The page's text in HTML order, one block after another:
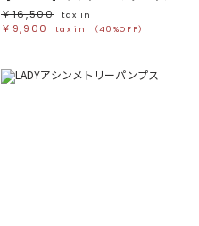
￥16,500
tax in
￥9,900 tax in （40%OFF）